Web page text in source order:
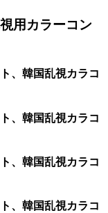
用カラーコン
、韓国乱視カラコ
、韓国乱視カラコ
、韓国乱視カラコ
、韓国乱視カラコ